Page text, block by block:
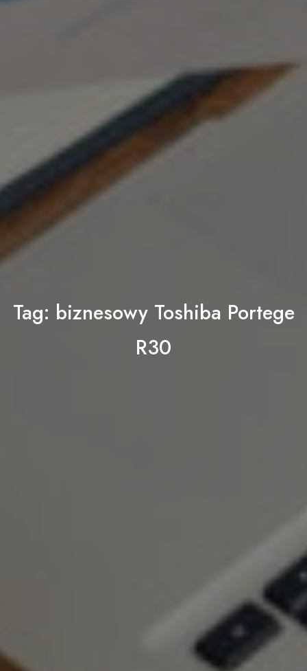
Tag: biznesowy Toshiba Portege
R30